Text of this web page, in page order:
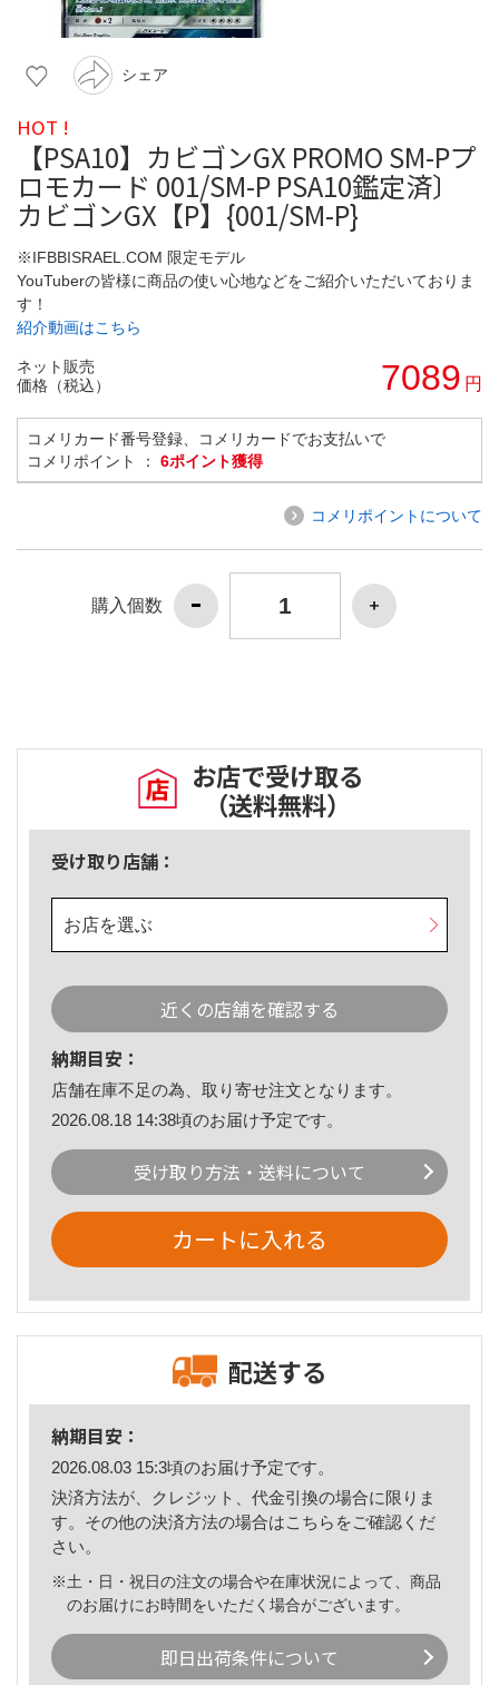
シェア
HOT !
【PSA10】カビゴンGX PROMO SM-Pプ
ロモカード 001/SM-P PSA10鑑定済〕
カビゴンGX【P】{001/SM-P}
※IFBBISRAEL.COM 限定モデル
YouTuberの皆様に商品の使い心地などをご紹介いただいておりま
す！
紹介動画はこちら
ネット販売
価格（税込）
7089 円
コメリカード番号登録、コメリカードでお支払いで
コメリポイント ： 6ポイント獲得
コメリポイントについて
購入個数
お店で受け取る
（送料無料）
受け取り店舗：
お店を選ぶ
近くの店舗を確認する
納期目安：
店舗在庫不足の為、取り寄せ注文となります。
2026.08.18 14:38頃のお届け予定です。
受け取り方法・送料について
カートに入れる
配送する
納期目安：
2026.08.03 15:3頃のお届け予定です。
決済方法が、クレジット、代金引換の場合に限りま
す。その他の決済方法の場合はこちら をご確認くだ
さい。
※土・日・祝日の注文の場合や在庫状況によって、商品
のお届けにお時間をいただく場合がございます。
即日出荷条件について